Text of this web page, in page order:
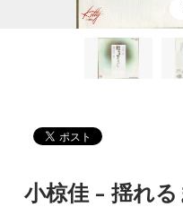
小椋佳 - 揺れ